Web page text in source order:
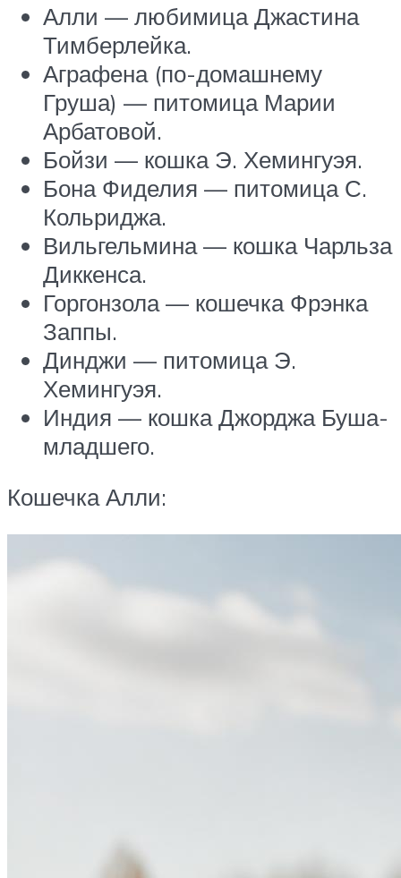
Алли — любимица Джастина
Тимберлейка.
Аграфена (по-домашнему
Груша) — питомица Марии
Арбатовой.
Бойзи — кошка Э. Хемингуэя.
Бона Фиделия — питомица С.
Кольриджа.
Вильгельмина — кошка Чарльза
Диккенса.
Горгонзола — кошечка Фрэнка
Заппы.
Динджи — питомица Э.
Хемингуэя.
Индия — кошка Джорджа Буша-
младшего.
Кошечка Алли: